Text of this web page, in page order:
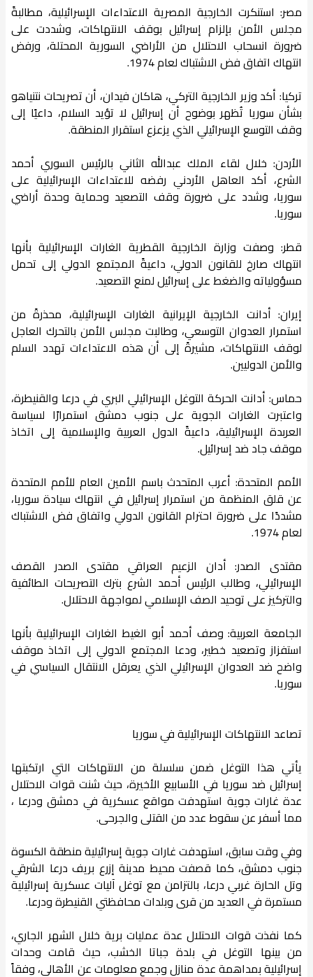
مصر: استنكرت الخارجية المصرية الاعتداءات الإسرائيلية، مطالبةً
مجلس الأمن بإلزام إسرائيل بوقف الانتهاكات، وشددت على
ضرورة انسحاب الاحتلال من الأراضي السورية المحتلة، ورفض
انتهاك اتفاق فض الاشتباك لعام 1974.
تركيا: أكد وزير الخارجية التركي، هاكان فيدان، أن تصريحات نتنياهو
بشأن سوريا تُظهر بوضوح أن إسرائيل لا تؤيد السلام، داعيًا إلى
وقف التوسع الإسرائيلي الذي يزعزع استقرار المنطقة.
الأردن: خلال لقاء الملك عبدالله الثاني بالرئيس السوري أحمد
الشرع، أكد العاهل الأردني رفضه للاعتداءات الإسرائيلية على
سوريا، وشدد على ضرورة وقف التصعيد وحماية وحدة أراضي
سوريا.
قطر: وصفت وزارة الخارجية القطرية الغارات الإسرائيلية بأنها
انتهاك صارخ للقانون الدولي، داعيةً المجتمع الدولي إلى تحمل
مسؤولياته والضغط على إسرائيل لمنع التصعيد.
إيران: أدانت الخارجية الإيرانية الغارات الإسرائيلية، محذرةً من
استمرار العدوان التوسعي، وطالبت مجلس الأمن بالتحرك العاجل
لوقف الانتهاكات، مشيرةً إلى أن هذه الاعتداءات تهدد السلم
والأمن الدوليين.
حماس: أدانت الحركة التوغل الإسرائيلي البري في درعا والقنيطرة،
واعتبرت الغارات الجوية على جنوب دمشق استمرارًا لسياسة
العربدة الإسرائيلية، داعيةً الدول العربية والإسلامية إلى اتخاذ
موقف جاد ضد إسرائيل.
الأمم المتحدة: أعرب المتحدث باسم الأمين العام للأمم المتحدة
عن قلق المنظمة من استمرار إسرائيل في انتهاك سيادة سوريا،
مشددًا على ضرورة احترام القانون الدولي واتفاق فض الاشتباك
لعام 1974.
مقتدى الصدر: أدان الزعيم العراقي مقتدى الصدر القصف
الإسرائيلي، وطالب الرئيس أحمد الشرع بترك التصريحات الطائفية
والتركيز على توحيد الصف الإسلامي لمواجهة الاحتلال.
الجامعة العربية: وصف أحمد أبو الغيط الغارات الإسرائيلية بأنها
استفزاز وتصعيد خطير، ودعا المجتمع الدولي إلى اتخاذ موقف
واضح ضد العدوان الإسرائيلي الذي يعرقل الانتقال السياسي في
سوريا.
تصاعد الانتهاكات الإسرائيلية في سوريا
يأتي هذا التوغل ضمن سلسلة من الانتهاكات التي ارتكبتها
إسرائيل ضد سوريا في الأسابيع الأخيرة، حيث شنت قوات الاحتلال
عدة غارات جوية استهدفت مواقع عسكرية في دمشق ودرعا ،
مما أسفر عن سقوط عدد من القتلى والجرحى.
وفي وقت سابق، استهدفت غارات جوية إسرائيلية منطقة الكسوة
جنوب دمشق، كما قصفت محيط مدينة إزرع بريف درعا الشرقي
وتل الحارة غربي درعا، بالتزامن مع توغل آليات عسكرية إسرائيلية
مستمرة في العديد من قرى وبلدات محافظتي القنيطرة ودرعا.
كما نفذت قوات الاحتلال عدة عمليات برية خلال الشهر الجاري،
من بينها التوغل في بلدة جباتا الخشب، حيث قامت وحدات
إسرائيلية بمداهمة عدة منازل وجمع معلومات عن الأهالي، وفقاً